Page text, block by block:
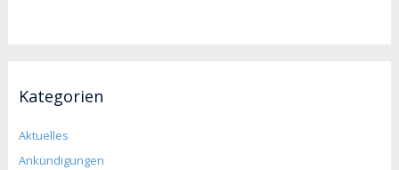
Kategorien
Aktuelles
Ankündigungen